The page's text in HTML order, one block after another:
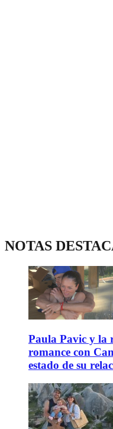
NOTAS
Paula Pavic y la
romance con
estado de su